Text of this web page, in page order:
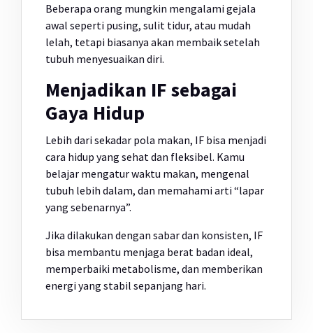
Beberapa orang mungkin mengalami gejala
awal seperti pusing, sulit tidur, atau mudah
lelah, tetapi biasanya akan membaik setelah
tubuh menyesuaikan diri.
Menjadikan IF sebagai
Gaya Hidup
Lebih dari sekadar pola makan, IF bisa menjadi
cara hidup yang sehat dan fleksibel. Kamu
belajar mengatur waktu makan, mengenal
tubuh lebih dalam, dan memahami arti “lapar
yang sebenarnya”.
Jika dilakukan dengan sabar dan konsisten, IF
bisa membantu menjaga berat badan ideal,
memperbaiki metabolisme, dan memberikan
energi yang stabil sepanjang hari.